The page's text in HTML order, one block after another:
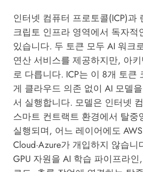
인터넷 컴퓨터 프로토콜(ICP)과
크립토 인프라 영역에서 독자적
있습니다. 두 토큰 모두 AI 워크
연산 서비스를 제공하지만, 아
로 다릅니다. ICP는 이 8개 토큰
게 클라우드 의존 없이 AI 모델
서 실행합니다. 모델은 인터넷
스마트 컨트랙트 환경에서 탈중
실행되며, 어느 레이어에도
Cloud·Azure가 개입하지 않습
GPU 자원을 AI 학습 파이프라